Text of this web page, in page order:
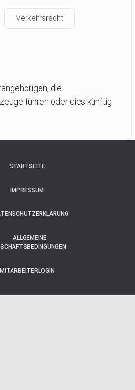
Verkehrsrecht
die
führen oder dies künftig
STARTSEITE
IMPRESSUM
ALLGEMEINE
MITARBEITERLOGIN